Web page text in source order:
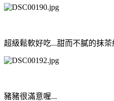
超級鬆軟好吃...甜而不膩的抹茶
豬豬很滿意喔...